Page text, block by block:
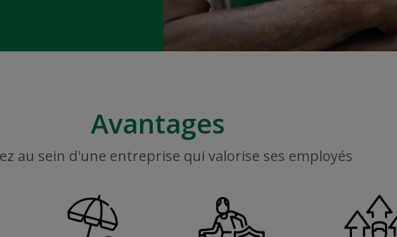
Avantages
au sein d'une entreprise qui valorise ses employés